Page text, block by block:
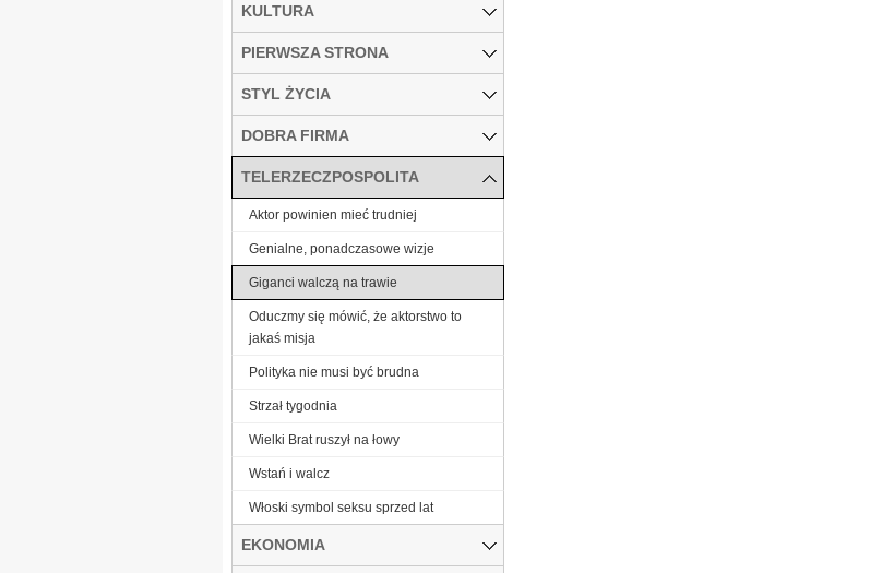
KULTURA
PIERWSZA STRONA
STYL ŻYCIA
DOBRA FIRMA
TELERZECZPOSPOLITA
Aktor powinien mieć trudniej
Genialne, ponadczasowe wizje
Giganci walczą na trawie
Oduczmy się mówić, że aktorstwo to
jakaś misja
Polityka nie musi być brudna
Strzał tygodnia
Wielki Brat ruszył na łowy
Wstań i walcz
Włoski symbol seksu sprzed lat
EKONOMIA